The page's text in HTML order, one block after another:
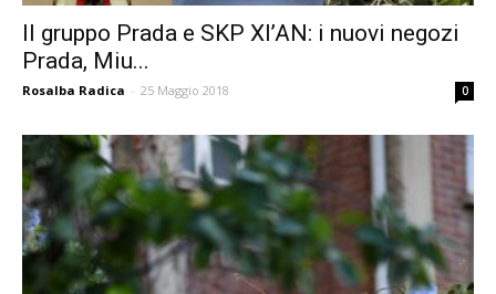
Il gruppo Prada e SKP XI’AN: i nuovi negozi
Prada, Miu...
Rosalba Radica - 25 Maggio 2018 0